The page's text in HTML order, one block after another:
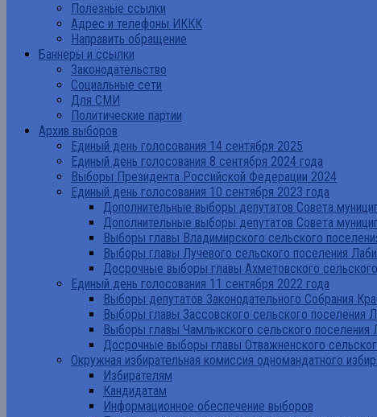
Полезные ссылки
Адрес и телефоны ИККК
Направить обращение
Баннеры и ссылки
Законодательство
Социальные сети
Для СМИ
Политические партии
Архив выборов
Единый день голосования 14 сентября 2025
Единый день голосования 8 сентября 2024 года
Выборы Президента Российской Федерации 2024
Единый день голосования 10 сентября 2023 года
Дополнительные выборы депутатов Совета
Дополнительные выборы депутатов Совета
Выборы главы Владимирского сельского
Выборы главы Лучевого сельского поселения
Досрочные выборы главы Ахметовского
Единый день голосования 11 сентября 2022 года
Выборы депутатов Законодательного Собрания
Выборы главы Зассовского сельского поселения
Выборы главы Чамлыкского сельского поселения
Досрочные выборы главы Отважненского
Окружная избирательная комиссия одномандатного
Избирателям
Кандидатам
Информационное обеспечение выборов